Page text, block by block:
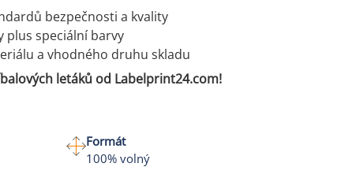
bezpečnosti a kvality
plus speciální barvy
a vhodného druhu skladu
letáků od Labelprint24.com!
Formát
100% volný